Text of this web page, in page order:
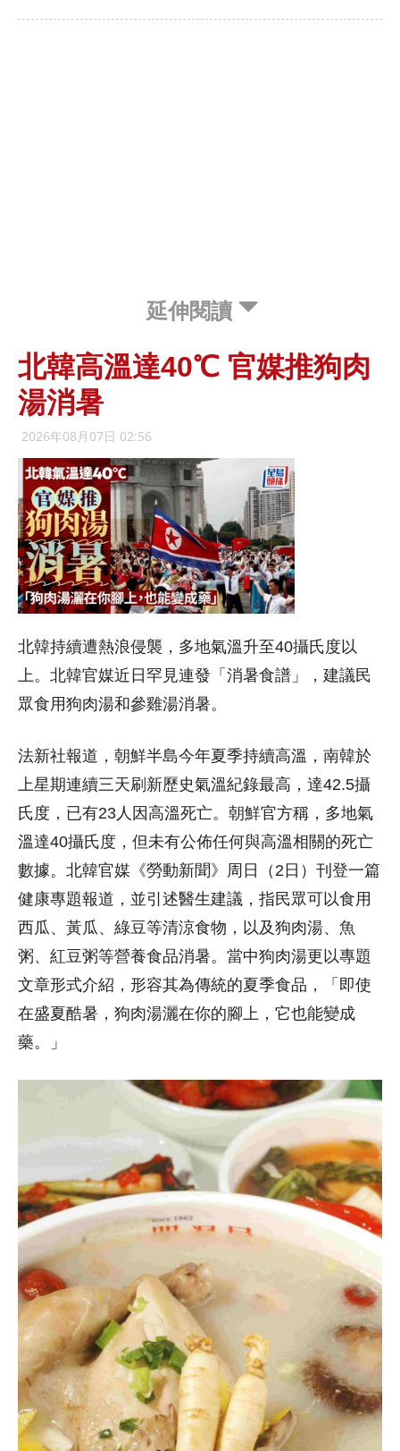
延伸閱讀
北韓高溫達40℃ 官媒推狗肉
湯消暑
2026年08月07日 02:56
北韓持續遭熱浪侵襲，多地氣溫升至40攝氏度以
上。北韓官媒近日罕見連發「消暑食譜」，建議民
眾食用狗肉湯和參雞湯消暑。
法新社報道，朝鮮半島今年夏季持續高溫，南韓於
上星期連續三天刷新歷史氣溫紀錄最高，達42.5攝
氏度，已有23人因高溫死亡。朝鮮官方稱，多地氣
溫達40攝氏度，但未有公佈任何與高溫相關的死亡
數據。北韓官媒《勞動新聞》周日（2日）刊登一篇
健康專題報道，並引述醫生建議，指民眾可以食用
西瓜、黃瓜、綠豆等清涼食物，以及狗肉湯、魚
粥、紅豆粥等營養食品消暑。當中狗肉湯更以專題
文章形式介紹，形容其為傳統的夏季食品，「即使
在盛夏酷暑，狗肉湯灑在你的腳上，它也能變成
藥。」